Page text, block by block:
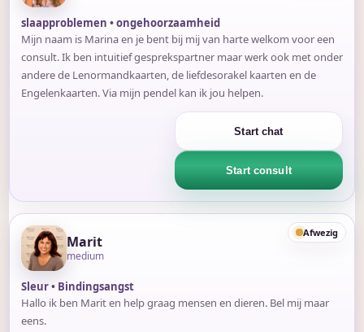
slaapproblemen • ongehoorzaamheid
Mijn naam is Marina en je bent bij mij van harte welkom voor een
consult. Ik ben intuitief gesprekspartner maar werk ook met onder
andere de Lenormandkaarten, de liefdesorakel kaarten en de
Engelenkaarten. Via mijn pendel kan ik jou helpen.
Start chat
Start consult
Afwezig
Marit
medium
Sleur • Bindingsangst
Hallo ik ben Marit en help graag mensen en dieren. Bel mij maar
eens.